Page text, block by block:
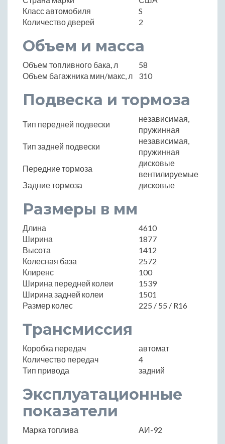
Класс автомобиля
S
Количество дверей
2
Объем и масса
Объем топливного бака, л
58
Объем багажника мин/макс, л
310
Подвеска и тормоза
Тип передней подвески
независимая,
пружинная
Тип задней подвески
независимая,
пружинная
Передние тормоза
дисковые
вентилируемые
Задние тормоза
дисковые
Размеры в мм
Длина
4610
Ширина
1877
Высота
1412
Колесная база
2572
Клиренс
100
Ширина передней колеи
1539
Ширина задней колеи
1501
Размер колес
225 / 55 / R16
Трансмиссия
Коробка передач
автомат
Количество передач
4
Тип привода
задний
Эксплуатационные
показатели
Марка топлива АИ-92